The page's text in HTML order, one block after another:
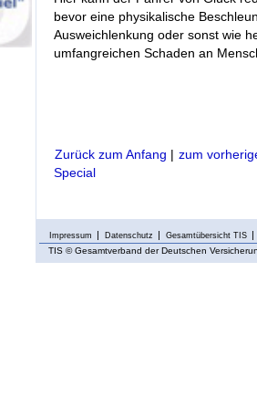
bevor eine physikalische
Ausweichlenkung oder sonst wie
umfangreichen Schaden an
Zurück zum Anfang | zum
Special
Impressum Datenschutz Gesamtübersicht TIS
TIS © Gesamtverband der Deutschen